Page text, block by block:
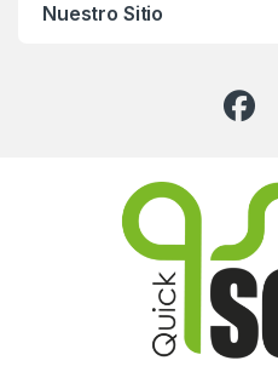
Nuestro Sitio